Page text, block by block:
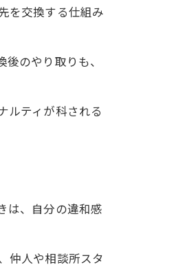
を交換する仕組み
のやり取りも、
ルティが科される
は、自分の違和感
仲人や相談所スタ